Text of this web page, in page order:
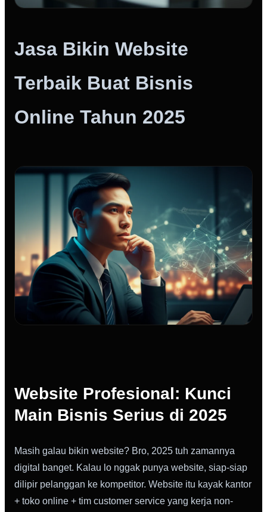
Jasa Bikin Website
Terbaik Buat Bisnis
Online Tahun 2025
Website Profesional: Kunci
Main Bisnis Serius di 2025
Masih galau bikin website? Bro, 2025 tuh zamannya
digital banget. Kalau lo nggak punya website, siap-siap
dilipir pelanggan ke kompetitor. Website itu kayak kantor
+ toko online + tim customer service yang kerja non-